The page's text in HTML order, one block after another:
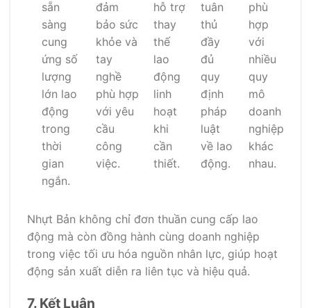
sẵn
sàng
cung
ứng số
lượng
lớn lao
động
trong
thời
gian
ngắn.
đảm
bảo sức
khỏe và
tay
nghề
phù hợp
với yêu
cầu
công
việc.
hỗ trợ
thay
thế
lao
động
linh
hoạt
khi
cần
thiết.
tuân
thủ
đầy
đủ
quy
định
pháp
luật
về lao
động.
phù
hợp
với
nhiều
quy
mô
doanh
nghiệp
khác
nhau.
Nhựt Bản không chỉ đơn thuần cung cấp lao
động mà còn đồng hành cùng doanh nghiệp
trong việc tối ưu hóa nguồn nhân lực, giúp hoạt
động sản xuất diễn ra liên tục và hiệu quả.
7. Kết Luận